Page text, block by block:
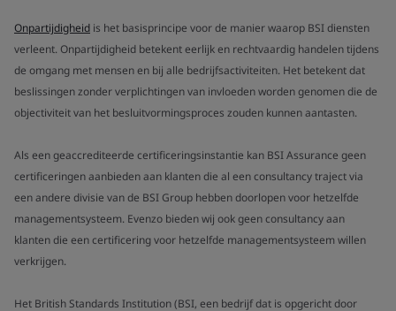
Onpartijdigheid is het basisprincipe voor de manier waarop BSI diensten
verleent. Onpartijdigheid betekent eerlijk en rechtvaardig handelen tijdens
de omgang met mensen en bij alle bedrijfsactiviteiten. Het betekent dat
beslissingen zonder verplichtingen van invloeden worden genomen die de
objectiviteit van het besluitvormingsproces zouden kunnen aantasten.
Als een geaccrediteerde certificeringsinstantie kan BSI Assurance geen
certificeringen aanbieden aan klanten die al een consultancy traject via
een andere divisie van de BSI Group hebben doorlopen voor hetzelfde
managementsysteem. Evenzo bieden wij ook geen consultancy aan
klanten die een certificering voor hetzelfde managementsysteem willen
verkrijgen.
Het British Standards Institution (BSI, een bedrijf dat is opgericht door